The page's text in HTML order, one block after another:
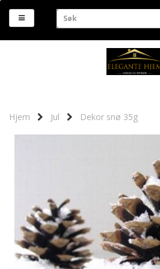
Hjem Jul Dekor snø 35g